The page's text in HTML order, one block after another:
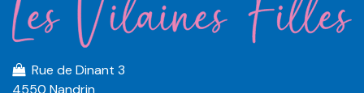
Rue de Dinant 3
4550 Nandrin